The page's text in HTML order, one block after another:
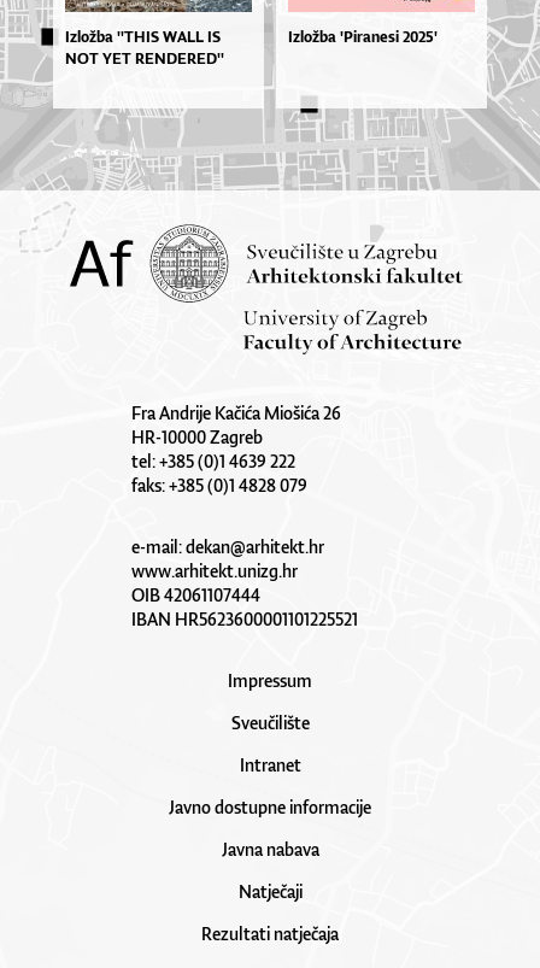
Izlož­ba ''THIS WA­LL IS
NOT YET REN­DE­RE­D''
Izložba 'Piranesi 2025'
Fra Andrije Kačića Miošića 26
HR-10000 Zagreb
tel: +385 (0)1 4639 222
faks: +385 (0)1 4828 079
e-mail:dekan@arhitekt.hr
www.arhitekt.unizg.hr
OIB 42061107444
IBAN HR5623600001101225521
Impressum
Sveučilište
Intranet
Javno dostupne informacije
Javna nabava
Natječaji
Rezultati natječaja